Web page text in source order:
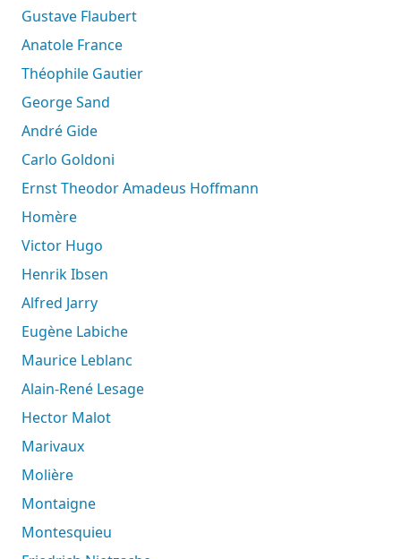
Gustave Flaubert
Anatole France
Théophile Gautier
George Sand
André Gide
Carlo Goldoni
Ernst Theodor Amadeus Hoffmann
Homère
Victor Hugo
Henrik Ibsen
Alfred Jarry
Eugène Labiche
Maurice Leblanc
Alain-René Lesage
Hector Malot
Marivaux
Molière
Montaigne
Montesquieu